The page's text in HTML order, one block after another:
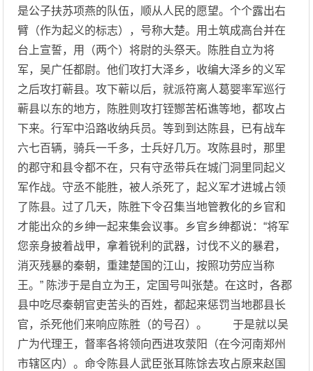
是公子扶苏项燕的队伍，顺从人民的愿望。个个露出右
臂（作为起义的标志），号称大楚。用土筑成高台并在
台上宣誓，用（两个）将尉的头祭天。陈胜自立为将
军，吴广任都尉。他们攻打大泽乡，收编大泽乡的义军
之后攻打蕲县。攻下蕲以后，就派符离人葛婴率军巡行
蕲县以东的地方，陈胜则攻打铚酂苦柘谯等地，都攻占
下来。行军中沿路收纳兵员。等到到达陈县，已有战车
六七百辆，骑兵一千多，士兵好几万。攻陈县时，那里
的郡守和县令都不在，只有守丞带兵在城门洞里同起义
军作战。守丞不能胜，被人杀死了，起义军才进城占领
了陈县。过了几天，陈胜下令召集当地管教化的乡官和
才能出众的乡绅一起来集会议事。乡官乡绅都说：“将军
您亲身披着战甲，拿着锐利的武器，讨伐不义的暴君，
消灭残暴的秦朝，重建楚国的江山，按照功劳应当称
王。” 陈涉于是自立为王，定国号叫张楚。在这时，各郡
县中吃尽秦朝官吏苦头的百姓，都起来惩罚当地郡县长
官，杀死他们来响应陈胜（的号召）。 于是就以吴
广为代理王，督率各将领向西进攻荥阳（在今河南郑州
市辖区内）。命令陈县人武臣张耳陈馀去攻占原来赵国